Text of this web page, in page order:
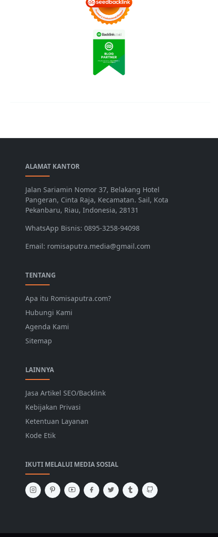
ALAMAT KANTOR
Jalan Sariamin Nomor 37, Belakang Hotel
Pangeran, Cinta Raja, Kecamatan. Sail, Kota
Pekanbaru, Riau, Indonesia, 28131
WhatsApp Bisnis: 0895-3258-94098
Email: romisaputra.media@gmail.com
TENTANG
Apa itu Romisaputra.com?
Hubungi Kami
Agenda Kami
Sitemap
LAINNYA
Jasa Artikel SEO/Backlink
Kebijakan Privasi
Ketentuan Layanan
Kode Etik
IKUTI MELALUI MEDIA SOSIAL